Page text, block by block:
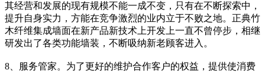
其经营和发展的现有规模不能一成不变，只有在不断探索中，
提升自身实力，方能在竞争激烈的业内立于不败之地。正典竹
木纤维集成墙面在新产品新技术上开发上一直不曾停步，相继
研发出了各类功能墙装，不断吸纳新老顾客进入。
8、服务管家。为了更好的维护合作客户的权益，提供使消费